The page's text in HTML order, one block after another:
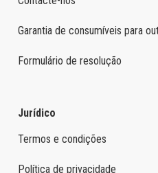
Garantia de consumíveis para
Formulário de resolução
Jurídico
Termos e condições
Política de privacidade